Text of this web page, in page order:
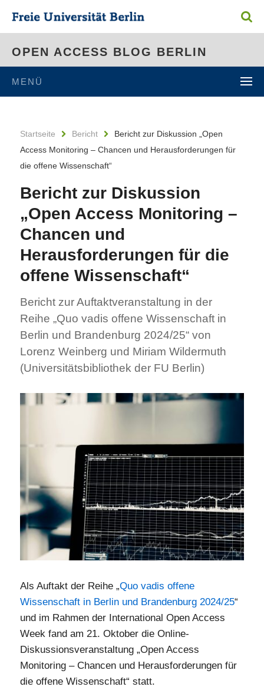
OPEN ACCESS BLOG BERLIN
MENÜ
Startseite Bericht
Bericht zur Diskussion „Open
Access Monitoring – Chancen und Herausforderungen für
die offene Wissenschaft“
Bericht zur Diskussion
„Open Access Monitoring –
Chancen und
Herausforderungen für die
offene Wissenschaft“
Bericht zur Auftaktveranstaltung in der
Reihe „Quo vadis offene Wissenschaft in
Berlin und Brandenburg 2024/25“ von
Lorenz Weinberg und Miriam Wildermuth
(Universitätsbibliothek der FU Berlin)
Als Auftakt der Reihe „Quo vadis offene
Wissenschaft in Berlin und Brandenburg 2024/25“
und im Rahmen der International Open Access
Week fand am 21. Oktober die Online-
Diskussionsveranstaltung „Open Access
Monitoring – Chancen und Herausforderungen für
die offene Wissenschaft“ statt.